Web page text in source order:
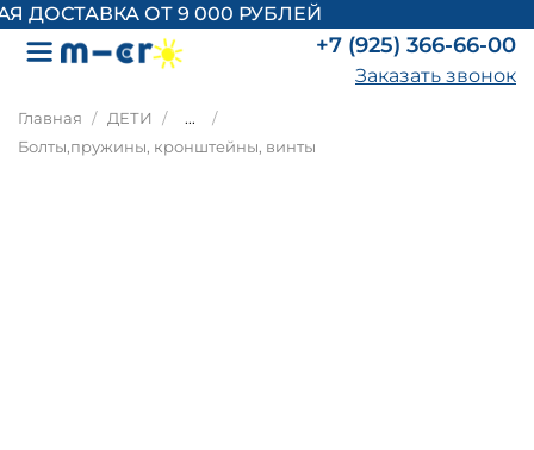
ДОСТАВКА ОТ 9 000 РУБЛЕЙ
+7 (925) 366-66-00
Заказать звонок
Главная ДЕТИ
...
Болты,пружины, кронштейны, винты